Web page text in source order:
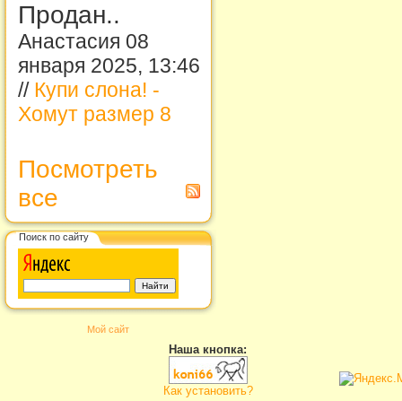
Продан..
Анастасия 08
января 2025, 13:46
// Купи слона! -
Хомут размер 8
Посмотреть
все
Поиск по сайту
Мой сайт
Наша кнопка:
Как установить?